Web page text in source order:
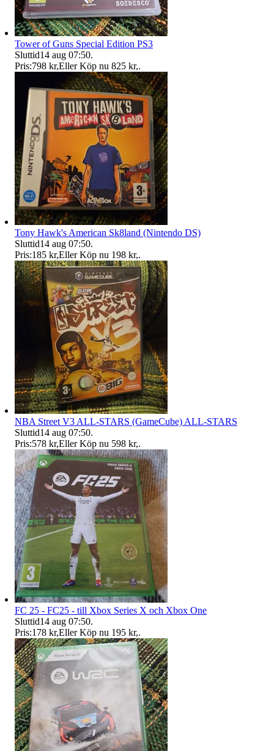
Tower of Guns Special Edition PS3
Sluttid14 aug 07:50.
Pris:798 kr,Eller Köp nu 825 kr,.
Tony Hawk's American Sk8land (Nintendo DS)
Sluttid14 aug 07:50.
Pris:185 kr,Eller Köp nu 198 kr,.
NBA Street V3 ALL-STARS (GameCube) ALL-STARS
Sluttid14 aug 07:50.
Pris:578 kr,Eller Köp nu 598 kr,.
FC 25 - FC25 - till Xbox Series X och Xbox One
Sluttid14 aug 07:50.
Pris:178 kr,Eller Köp nu 195 kr,.